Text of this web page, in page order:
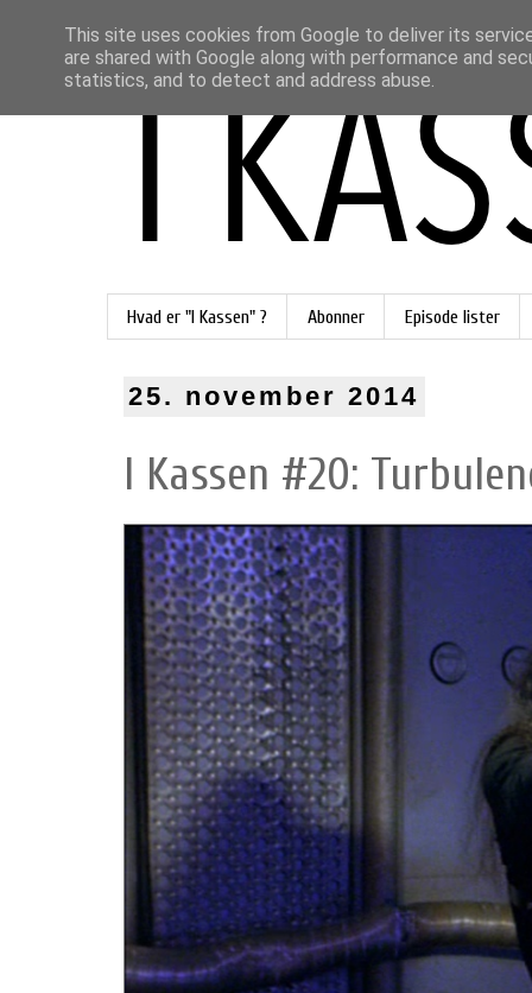
Hvad er "I Kassen" ? Abonner Episode lister
25. november 2014
I Kassen #20:
This site uses cookies from Google to deliver its
are shared with Google along with performance and
statistics, and to detect and address abuse.